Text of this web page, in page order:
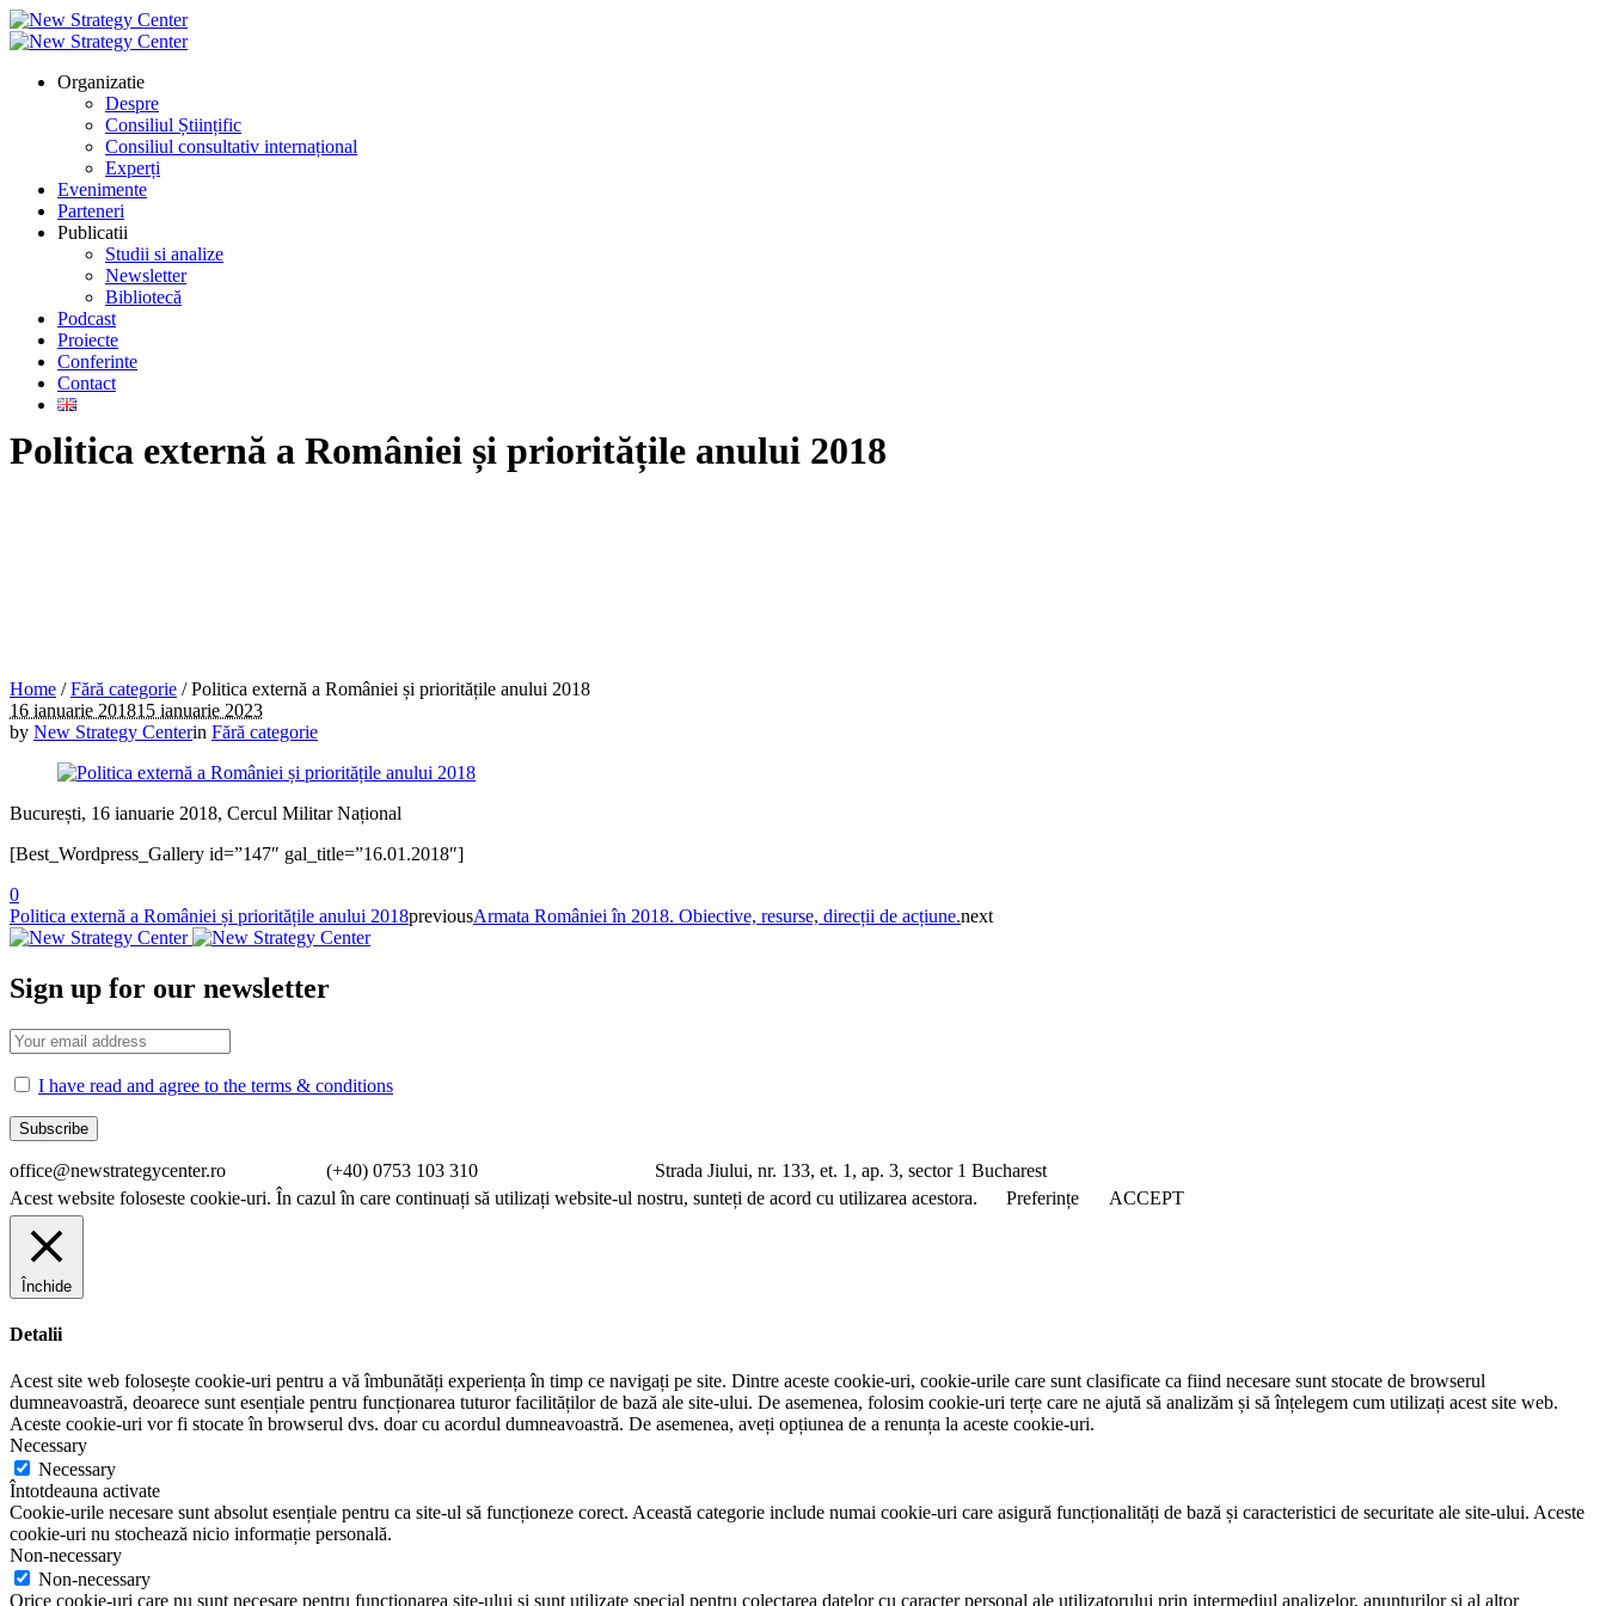
Organizatie
Despre
Consiliul Științific
Consiliul consultativ internațional
Experți
Evenimente
Parteneri
Publicatii
Studii si analize
Newsletter
Bibliotecă
Podcast
Proiecte
Conferinte
Contact
Politica externă a României și prioritățile anului 2018
Home /Fără categorie /Politica externă a României și prioritățile anului 2018
16 ianuarie 201815 ianuarie 2023
by New Strategy Centerin Fără categorie
București, 16 ianuarie 2018, Cercul Militar Național
[Best_Wordpress_Gallery id=”147″ gal_title=”16.01.2018″]
0
Politica externă a României și prioritățile anului 2018previousArmata României în 2018. Obiective, resurse, direcții de acțiune.next
Sign up for our newsletter
I have read and agree to the terms & conditions
office@newstrategycenter.ro (+40) 0753 103 310 Strada Jiului, nr. 133, et. 1, ap. 3, sector 1 Bucharest
Acest website foloseste cookie-uri. În cazul în care continuați să utilizați website-ul nostru, sunteți de acord cu utilizarea acestora.
Preferințe ACCEPT
Închide
Detalii
Acest site web folosește cookie-uri pentru a vă îmbunătăți experiența în timp ce navigați pe site. Dintre aceste cookie-uri, cookie-urile care sunt clasificate ca fiind necesare sunt stocate de browserul
dumneavoastră, deoarece sunt esențiale pentru funcționarea tuturor facilităților de bază ale site-ului. De asemenea, folosim cookie-uri terțe care ne ajută să analizăm și să înțelegem cum utilizați acest site web.
Aceste cookie-uri vor fi stocate în browserul dvs. doar cu acordul dumneavoastră. De asemenea, aveți opțiunea de a renunța la aceste cookie-uri.
Necessary
Necessary
Întotdeauna activate
Cookie-urile necesare sunt absolut esențiale pentru ca site-ul să funcționeze corect. Această categorie include numai cookie-uri care asigură funcționalități de bază și caracteristici de securitate ale site-ului. Aceste
cookie-uri nu stochează nicio informație personală.
Non-necessary
Non-necessary
Orice cookie-uri care nu sunt necesare pentru funcționarea site-ului și sunt utilizate special pentru colectarea datelor cu caracter personal ale utilizatorului prin intermediul analizelor, anunțurilor și al altor